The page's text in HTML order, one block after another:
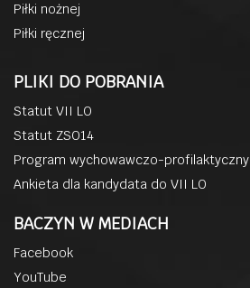
Piłki nożnej
Piłki ręcznej
PLIKI DO POBRANIA
Statut VII LO
Statut ZSO14
Program wychowawczo-profilaktyczny
Ankieta dla kandydata do VII LO
BACZYN W MEDIACH
Facebook
YouTube